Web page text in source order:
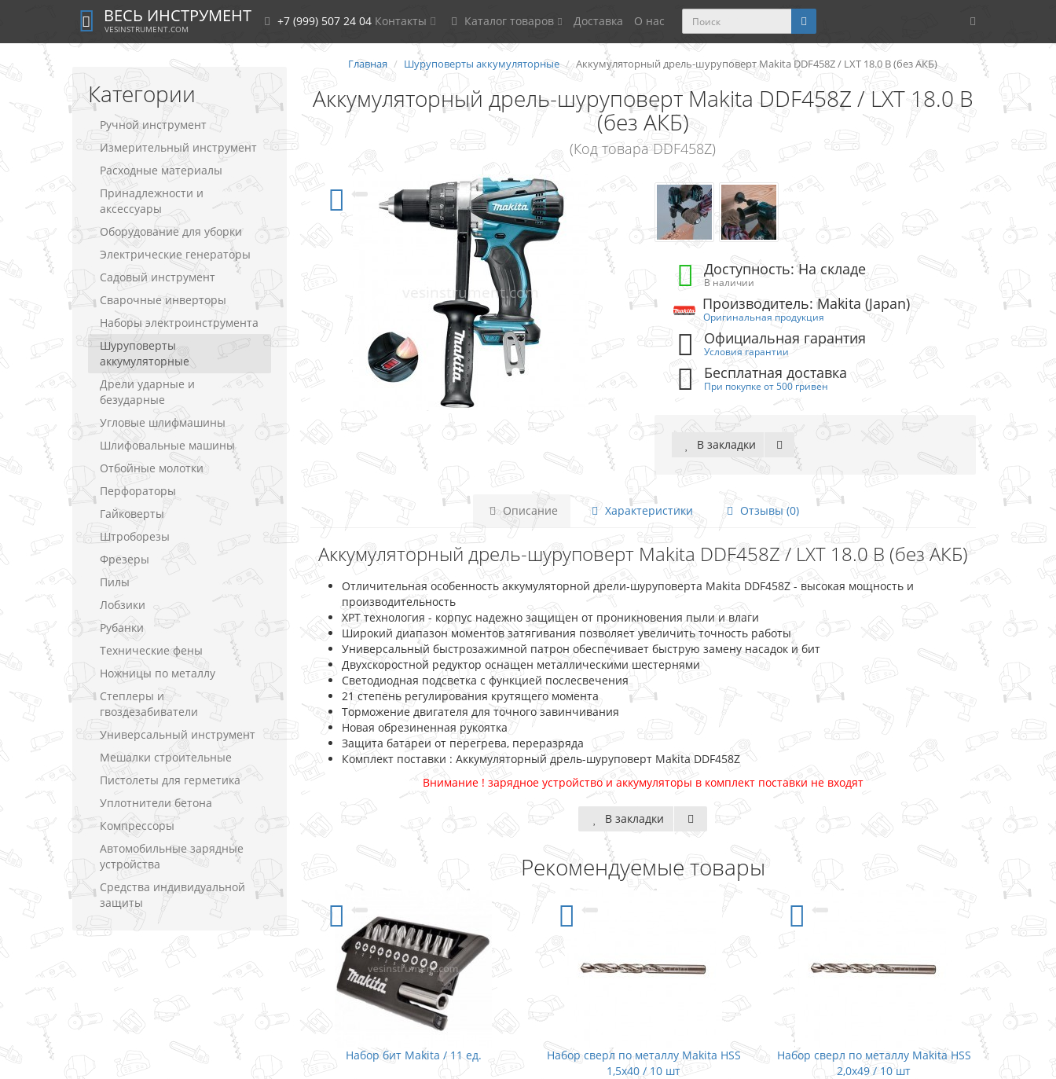
ВЕСЬ ИНСТРУМЕНТ
VESINSTRUMENT.COM
+7 (999) 507 24 04 Контакты Каталог товаров Доставка О нас
Категории
Ручной инструмент
Измерительный инструмент
Расходные материалы
Принадлежности и
аксессуары
Оборудование для уборки
Электрические генераторы
Садовый инструмент
Сварочные инверторы
Наборы электроинструмента
Шуруповерты
аккумуляторные
Дрели ударные и
безударные
Угловые шлифмашины
Шлифовальные машины
Отбойные молотки
Перфораторы
Гайковерты
Штроборезы
Фрезеры
Пилы
Лобзики
Рубанки
Технические фены
Ножницы по металлу
Степлеры и
гвоздезабиватели
Универсальный инструмент
Мешалки строительные
Пистолеты для герметика
Уплотнители бетона
Компрессоры
Автомобильные зарядные
устройства
Средства индивидуальной
защиты
Главная Шуруповерты аккумуляторные Аккумуляторный дрель-шуруповерт Makita DDF458Z / LXT 18.0 В (без АКБ)
Аккумуляторный дрель-шуруповерт Makita DDF458Z / LXT 18.0 В
(без АКБ)
(Код товара DDF458Z)
Доступность: На складе
В наличии
Производитель: Makita (Japan)
Оригинальная продукция
Официальная гарантия
Условия гарантии
Бесплатная доставка
При покупке от 500 гривен
В закладки
Описание Характеристики Отзывы (0)
Аккумуляторный дрель-шуруповерт Makita DDF458Z / LXT 18.0 В (без АКБ)
Отличительная особенность аккумуляторной дрели-шуруповерта Makita DDF458Z - высокая мощность и
производительность
XPT технология - корпус надежно защищен от проникновения пыли и влаги
Широкий диапазон моментов затягивания позволяет увеличить точность работы
Универсальный быстрозажимной патрон обеспечивает быструю замену насадок и бит
Двухскоростной редуктор оснащен металлическими шестернями
Светодиодная подсветка с функцией послесвечения
21 степень регулирования крутящего момента
Торможение двигателя для точного завинчивания
Новая обрезиненная рукоятка
Защита батареи от перегрева, переразряда
Комплект поставки : Аккумуляторный дрель-шуруповерт Makita DDF458Z
Внимание ! зарядное устройство и аккумуляторы в комплект поставки не входят
В закладки
Рекомендуемые товары
Набор бит Makita / 12 ед. Набор бит Makita / 11 ед.
Набор сверл по металлу Makita HSS
1,5x40 / 10 шт
Набор сверл по металлу Makita HSS
2,0x49 / 10 шт
Набор